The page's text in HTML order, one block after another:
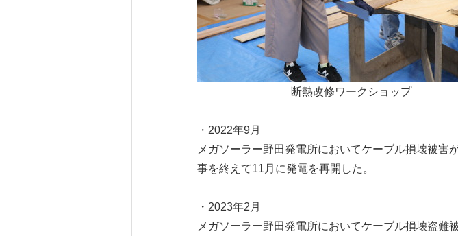
断熱改修ワークショップ
・2022年9月
メガソーラー野田発電所においてケーブル損壊被害
事を終えて11月に発電を再開した。
・2023年2月
メガソーラー野田発電所においてケーブル損壊盗